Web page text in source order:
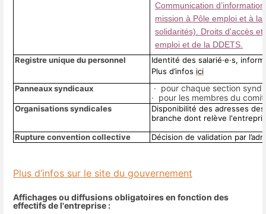
Communication
mission à Pôle emploi et à
solidarités). Droits d'accès
emploi et de la DDETS.
Registre unique du personnel
Identité des salarié·e·s,
Plus d’infos ici
Panneaux syndicaux
· pour chaque section
· pour les membres du
Organisations syndicales
Disponibilité des adresses
branche dont relève
Rupture convention collective
Décision de validation par
Plus d’infos sur le site du gouvernement
Affichages ou diffusions obligatoires en fonction des
effectifs de l'entreprise :